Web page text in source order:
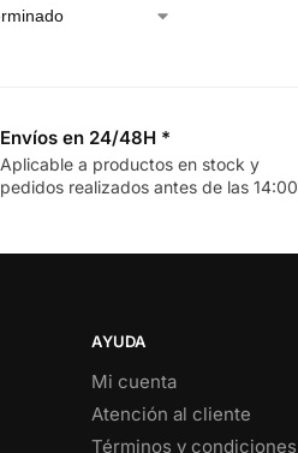
Envíos en 24/48H *
Aplicable a productos en stock y
pedidos realizados antes de las 14:00
AYUDA
Mi cuenta
Atención al cliente
Términos y condiciones